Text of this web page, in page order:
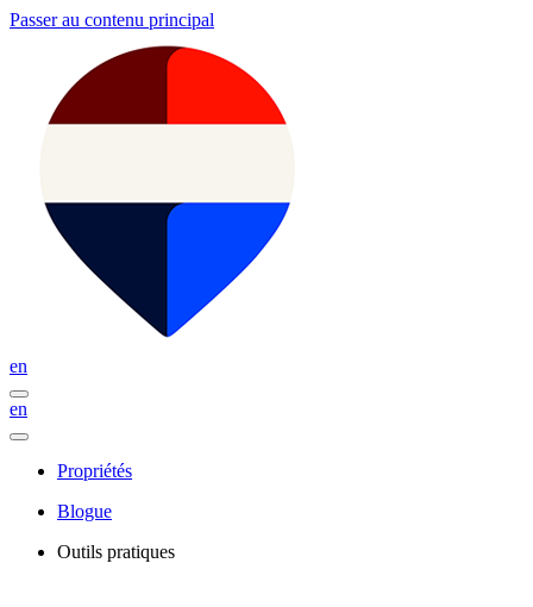
Passer au contenu principal
en
en
Propriétés
Blogue
Outils pratiques